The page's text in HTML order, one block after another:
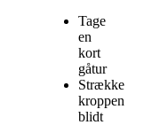
Tage
en
kort
gåtur
Strække
kroppen
blidt